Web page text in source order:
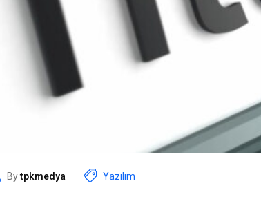
Bytpkmedya Yazılım